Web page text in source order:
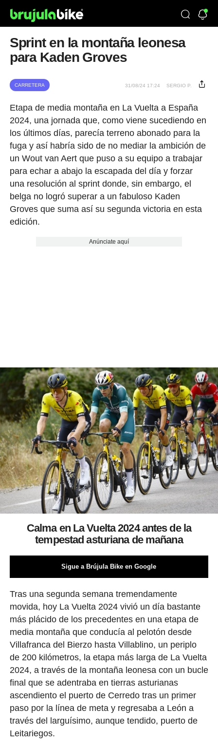
Sprint en la montaña leonesa
para Kaden Groves
CARRETERA 31/08/24 17:24 SERGIO P.
Etapa de media montaña en La Vuelta a España
2024, una jornada que, como viene sucediendo en
los últimos días, parecía terreno abonado para la
fuga y así habría sido de no mediar la ambición de
un Wout van Aert que puso a su equipo a trabajar
para echar a abajo la escapada del día y forzar
una resolución al sprint donde, sin embargo, el
belga no logró superar a un fabuloso Kaden
Groves que suma así su segunda victoria en esta
edición.
Anúnciate aquí
Calma en La Vuelta 2024 antes de la
tempestad asturiana de mañana
Sigue a Brújula Bike en Google
Tras una segunda semana tremendamente
movida, hoy La Vuelta 2024 vivió un día bastante
más plácido de los precedentes en una etapa de
media montaña que conducía al pelotón desde
Villafranca del Bierzo hasta Villablino, un periplo
de 200 kilómetros, la etapa más larga de La Vuelta
2024, a través de la montaña leonesa con un bucle
final que se adentraba en tierras asturianas
ascendiento el puerto de Cerredo tras un primer
paso por la línea de meta y regresaba a León a
través del larguísimo, aunque tendido, puerto de
Leitariegos.